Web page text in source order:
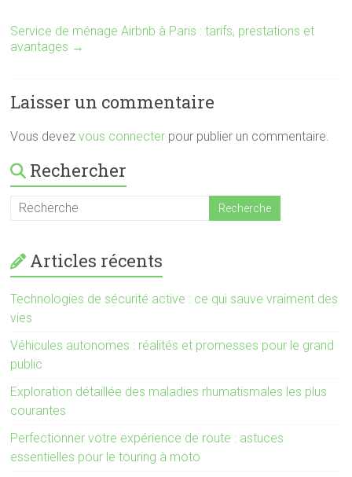
Service de ménage Airbnb à Paris : tarifs, prestations et
avantages →
Laisser un commentaire
Vous devezvous connecter pour publier un commentaire.
Rechercher
Articles récents
Technologies de sécurité active : ce qui sauve vraiment des
vies
Véhicules autonomes : réalités et promesses pour le grand
public
Exploration détaillée des maladies rhumatismales les plus
courantes
Perfectionner votre expérience de route : astuces
essentielles pour le touring à moto